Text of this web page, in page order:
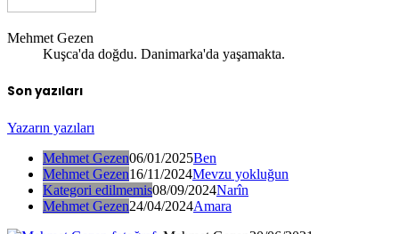
Mehmet Gezen
Kuşca'da doğdu. Danimarka'da yaşamakta.
Son yazıları
Yazarın yazıları
Mehmet Gezen06/01/2025Ben
Mehmet Gezen16/11/2024Mevzu yokluğun
Kategori edilmemis08/09/2024Narîn
Mehmet Gezen24/04/2024Amara